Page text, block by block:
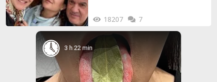
18207 7
3 h 22 min